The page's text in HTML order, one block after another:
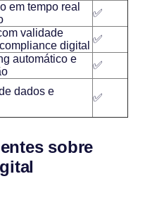
em tempo real
✅
validade
digital
✅
automático e
✅
dados e
✅
sobre